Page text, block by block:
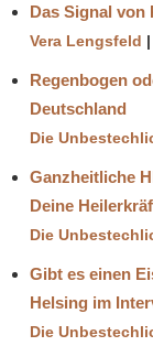
Das Signal von
Vera Lengsfeld
Regenbogen
Deutschland
Die
Ganzheitliche
Deine
Die
Gibt es einen
Helsing im
Die